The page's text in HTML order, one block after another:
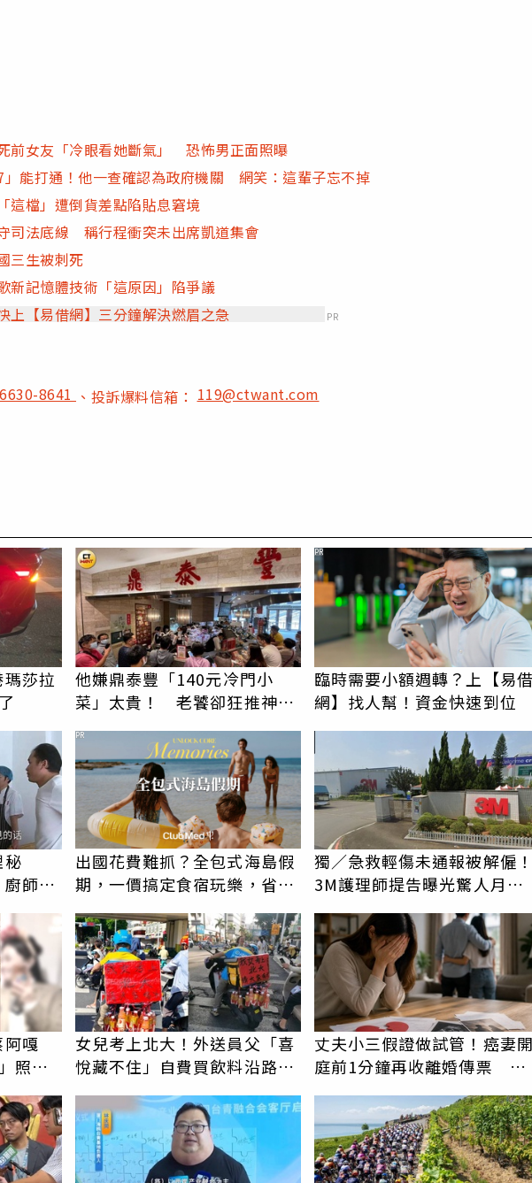
前女友「冷眼看她斷氣」 恐怖男正面照曝
能打通！他一查確認為政府機關 網笑：這輩子忘不掉
檔」遭倒貨差點陷貼息窘境
司法底線 稱行程衝突未出席凱道集會
三生被刺死
記憶體技術「這原因」陷爭議
上【易借網】三分鐘解決燃眉之急
PR
8641 、投訴爆料信箱：119@ctwant.com
莎拉
他嫌鼎泰豐「140元冷門小
菜」太貴！ 老饕卻狂推神調
臨時需要小額週轉？上【易
網】找人幫！資金快速到位
PR
秘
師怒
出國花費難抓？全包式海島假
期，一價搞定食宿玩樂，省錢
PR
獨／急救輕傷未通報被解僱
3M護理師提告曝光驚人月
阿嘎
照辦
女兒考上北大！外送員父「喜
悅藏不住」自費買飲料沿路送
人 平台霸氣幫付學費
丈夫小三假證做試管！癌妻
庭前1分鐘再收離婚傳票 她
崩潰：比八點檔還扯